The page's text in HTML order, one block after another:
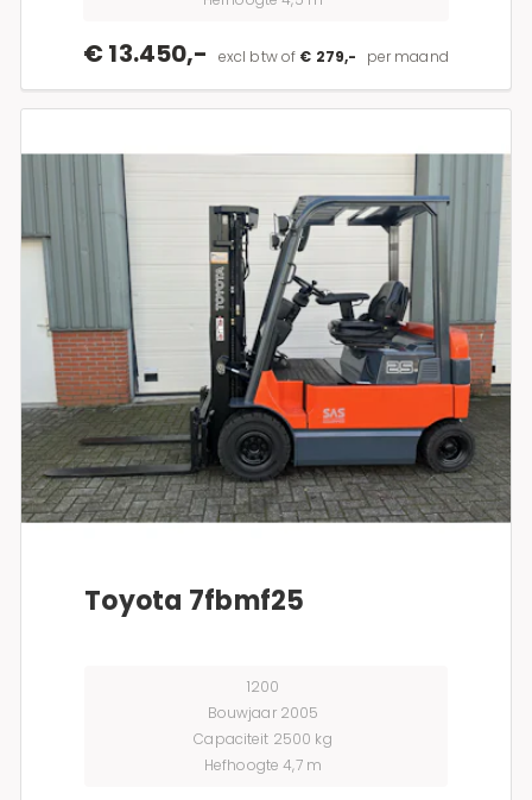
€ 13.450,- excl btw of € 279,- per maand
Toyota 7fbmf25
1200
Bouwjaar 2005
Capaciteit 2500 kg
Hefhoogte 4,7 m